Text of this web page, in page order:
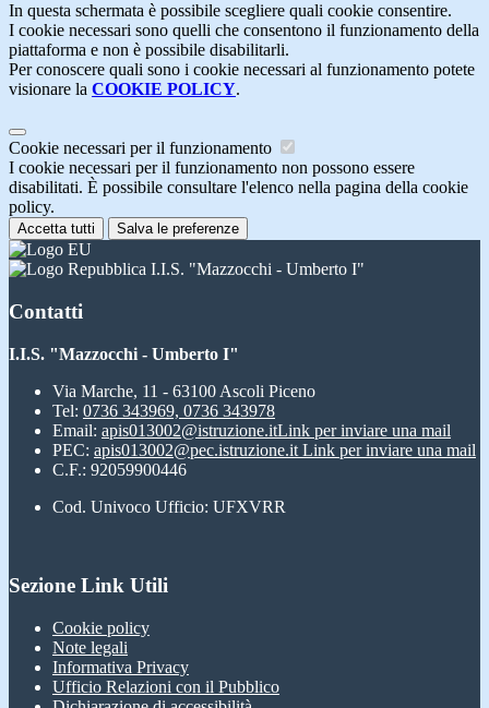
In questa schermata è possibile scegliere quali cookie consentire.
I cookie necessari sono quelli che consentono il funzionamento della
piattaforma e non è possibile disabilitarli.
Per conoscere quali sono i cookie necessari al funzionamento potete
visionare la COOKIE POLICY.
Cookie necessari per il funzionamento
I cookie necessari per il funzionamento non possono essere
disabilitati. È possibile consultare l'elenco nella pagina della cookie
policy.
Accetta tutti Salva le preferenze
I.I.S. "Mazzocchi - Umberto I"
Contatti
I.I.S. "Mazzocchi - Umberto I"
Via Marche, 11 - 63100 Ascoli Piceno
Tel: 0736 343969, 0736 343978
Email: apis013002@istruzione.itLink per inviare una mail
PEC: apis013002@pec.istruzione.it Link per inviare una mail
C.F.: 92059900446
Cod. Univoco Ufficio: UFXVRR
Sezione Link Utili
Cookie policy
Note legali
Informativa Privacy
Ufficio Relazioni con il Pubblico